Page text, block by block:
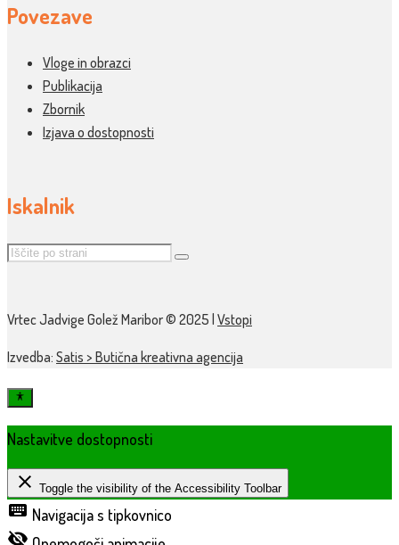
Povezave
Vloge in obrazci
Publikacija
Zbornik
Izjava o dostopnosti
Iskalnik
Vrtec Jadvige Golež Maribor © 2025 | Vstopi
Izvedba: Satis > Butična kreativna agencija
Nastavitve dostopnosti
close Toggle the visibility of the Accessibility Toolbar
keyboard Navigacija s tipkovnico
visibility_off